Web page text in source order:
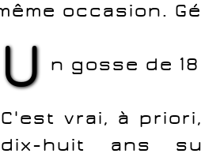
occasion.
U n gosse de
C'est vrai, à
dix-huit ans